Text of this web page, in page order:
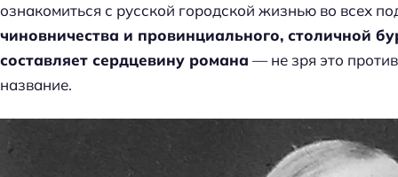
ознакомиться с русской городской жизнью во всех
чиновничества и провинциального, столичной
составляет сердцевину романа — не зря это
название.